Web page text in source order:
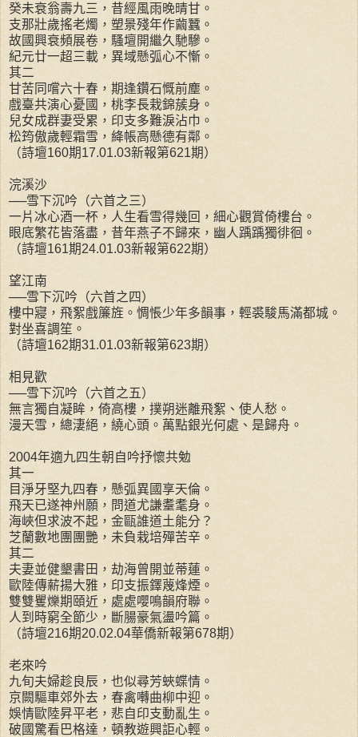
癸未衰翁壽九三，昔經風雨晚晴甘。
支那壯歲搖老燭，塑景殘年作繭蠶。
故國興衰頻展卷，騷壇開繼久馳驂。
紀元廿一超三載，異域懸弧心不慚。
其二
甘苦同嚐六十春，期逢鑽石慨前塵。
戲臺共演心憂國，桃李長栽錦蔟身。
兒女成群妻受累，印支多難淚沾巾。
松筠傲歲輕霜雪，絳帳高懸德有鄰。
（詩壇160期17.01.03新報第621期）
浣溪沙
──雪下沉吟（六首之三）
一片冰心酒一杯，人生看雪得幾回，細心觀賞倚樓台。
眼底繁花皆落盡，昔年燕子不歸來，幽人踽踽獨徘徊。
（詩壇161期24.01.03新報第622期）
望江南
──雪下沉吟（六首之四）
樓中寢，飛絮戲簾旌。惆悵少年多韻事，輕裘駿馬滿都城。
對坐喜調笙。
（詩壇162期31.01.03新報第623期）
相見歡
──雪下沉吟（六首之五）
無言獨自凝眸，倚高樓，撲朔迷離飛絮、使人愁。
漫天雪，總淒絕，繞心頭。萬點銀光何處、是歸舟。
2004年適九四生朝自吟抒懷共勉
其一
目淨牙堅九四春，懸弧異國享天倫。
飛天已遂神州願，問道尤謙耋耄身。
海峽但求波不起，金甌誰道土能分？
芝蘭數地團團艷，未負栽培殫苦辛。
其二
夫妻並健墾書田，劫海曾開並蒂蓮。
歐陸傳薪揚大雅，印支振鐸蔑烽煙。
雙雙矍爍期頤近，處處嚶鳴韻府聯。
人到時窮全節少，斷腸豪氣盪吟篇。
（詩壇216期20.02.04華僑新報第678期）
老來吟
九旬夫婦趁良辰，也似尋芳蛺蝶情。
京闕驅車郊外去，春禽囀曲柳中迎。
娛情歐陸昇平老，悲自印支動亂生。
破國驚看巴格達，頓教遊興詎心輕。